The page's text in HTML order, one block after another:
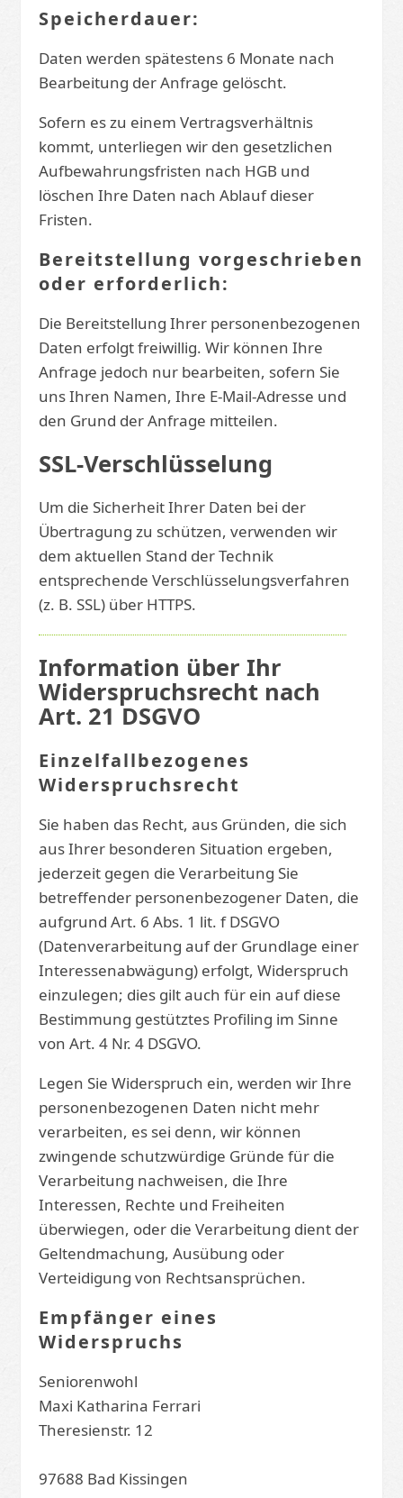
Speicherdauer:
Daten werden spätestens 6 Monate nach
Bearbeitung der Anfrage gelöscht.
Sofern es zu einem Vertragsverhältnis
kommt, unterliegen wir den gesetzlichen
Aufbewahrungsfristen nach HGB und
löschen Ihre Daten nach Ablauf dieser
Fristen.
Bereitstellung vorgeschrieben
oder erforderlich:
Die Bereitstellung Ihrer personenbezogenen
Daten erfolgt freiwillig. Wir können Ihre
Anfrage jedoch nur bearbeiten, sofern Sie
uns Ihren Namen, Ihre E-Mail-Adresse und
den Grund der Anfrage mitteilen.
SSL-Verschlüsselung
Um die Sicherheit Ihrer Daten bei der
Übertragung zu schützen, verwenden wir
dem aktuellen Stand der Technik
entsprechende Verschlüsselungsverfahren
(z. B. SSL) über HTTPS.
Information über Ihr
Widerspruchsrecht nach
Art. 21 DSGVO
Einzelfallbezogenes
Widerspruchsrecht
Sie haben das Recht, aus Gründen, die sich
aus Ihrer besonderen Situation ergeben,
jederzeit gegen die Verarbeitung Sie
betreffender personenbezogener Daten, die
aufgrund Art. 6 Abs. 1 lit. f DSGVO
(Datenverarbeitung auf der Grundlage einer
Interessenabwägung) erfolgt, Widerspruch
einzulegen; dies gilt auch für ein auf diese
Bestimmung gestütztes Profiling im Sinne
von Art. 4 Nr. 4 DSGVO.
Legen Sie Widerspruch ein, werden wir Ihre
personenbezogenen Daten nicht mehr
verarbeiten, es sei denn, wir können
zwingende schutzwürdige Gründe für die
Verarbeitung nachweisen, die Ihre
Interessen, Rechte und Freiheiten
überwiegen, oder die Verarbeitung dient der
Geltendmachung, Ausübung oder
Verteidigung von Rechtsansprüchen.
Empfänger eines
Widerspruchs
Seniorenwohl
Maxi Katharina Ferrari
Theresienstr. 12
97688 Bad Kissingen